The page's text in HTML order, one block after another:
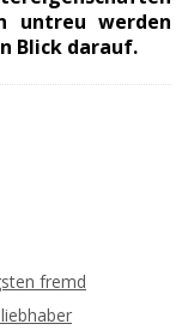
untreu werden
Blick darauf.
fremd